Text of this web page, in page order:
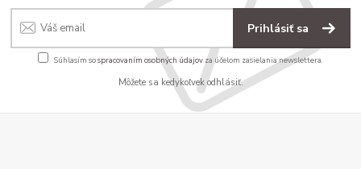
Prihlásiť sa
Súhlasím sospracovaním osobných údajov za účelom zasielania newslettera.
Môžete sa kedykoľvek odhlásiť.